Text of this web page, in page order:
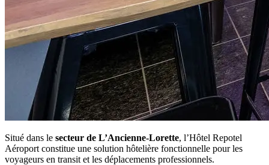
Situé dans le secteur de L’Ancienne-Lorette, l’Hôtel Repotel
Aéroport constitue une solution hôtelière fonctionnelle pour les
voyageurs en transit et les déplacements professionnels.